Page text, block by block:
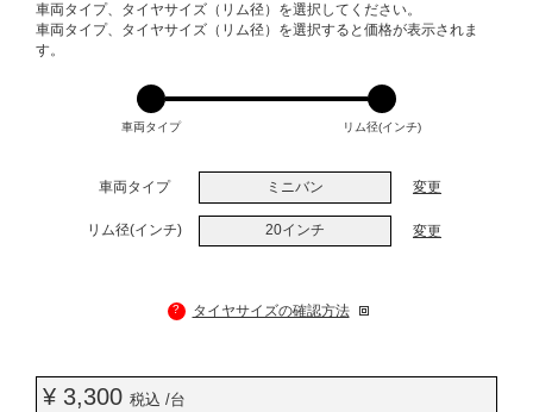
VARIATIONS
車両タイプ、タイヤサイズ（リム径）を選択してください。
車両タイプ、タイヤサイズ（リム径）を選択すると価格が表示されま
す。
車両タイプ リム径(インチ)
車両タイプ ミニバン 変更
リム径(インチ) 20インチ 変更
? タイヤサイズの確認方法
¥ 3,300 税込 /台